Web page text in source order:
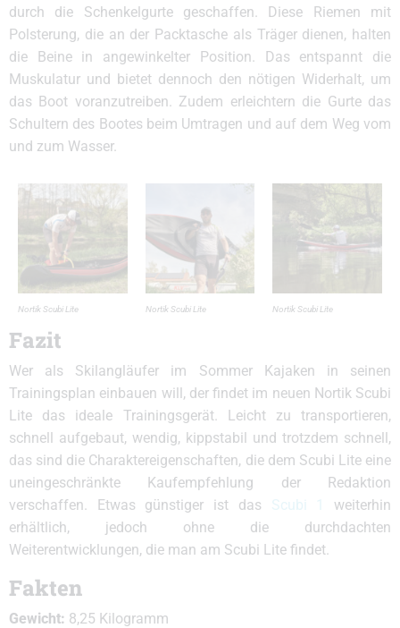
durch die Schenkelgurte geschaffen. Diese Riemen mit
Polsterung, die an der Packtasche als Träger dienen, halten
die Beine in angewinkelter Position. Das entspannt die
Muskulatur und bietet dennoch den nötigen Widerhalt, um
das Boot voranzutreiben. Zudem erleichtern die Gurte das
Schultern des Bootes beim Umtragen und auf dem Weg vom
und zum Wasser.
Nortik Scubi Lite Nortik Scubi Lite Nortik Scubi Lite
Fazit
Wer als Skilangläufer im Sommer Kajaken in seinen
Trainingsplan einbauen will, der findet im neuen Nortik Scubi
Lite das ideale Trainingsgerät. Leicht zu transportieren,
schnell aufgebaut, wendig, kippstabil und trotzdem schnell,
das sind die Charaktereigenschaften, die dem Scubi Lite eine
uneingeschränkte Kaufempfehlung der Redaktion
verschaffen. Etwas günstiger ist das Scubi 1
weiterhin
erhältlich, jedoch ohne die durchdachten
Weiterentwicklungen, die man am Scubi Lite findet.
Fakten
Gewicht: 8,25 Kilogramm